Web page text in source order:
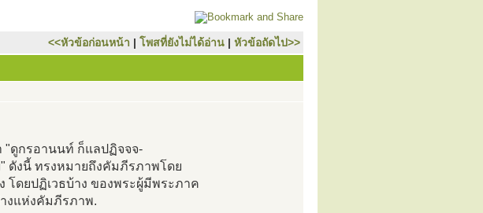
<<หัวข้อก่อนหน้า | โพสที่ยังไม่ได้อ่าน | หัวข้อถัดไป>>
"ดูกรอานนท์ ก็แลปฏิจจจ-
ดังนี้ ทรงหมายถึงคัมภีรภาพโดย
โดยปฏิเวธบ้าง ของพระผู้มีพระภาค
งแห่งคัมภีรภาพ.